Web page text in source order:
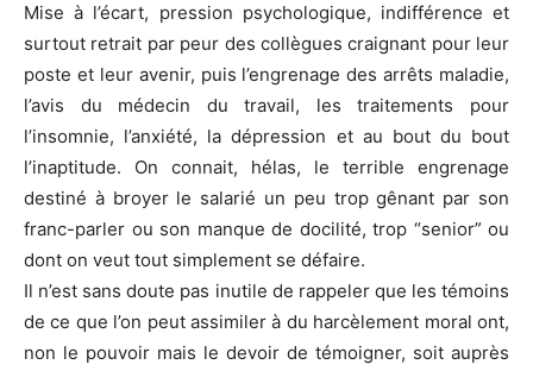
Mise à l’écart, pression psychologique, indifférence et
surtout retrait par peur des collègues craignant pour leur
poste et leur avenir, puis l’engrenage des arrêts maladie,
l’avis du médecin du travail, les traitements pour
l’insomnie, l’anxiété, la dépression et au bout du bout
l’inaptitude. On connait, hélas, le terrible engrenage
destiné à broyer le salarié un peu trop gênant par son
franc-parler ou son manque de docilité, trop “senior” ou
dont on veut tout simplement se défaire.
Il n’est sans doute pas inutile de rappeler que les témoins
de ce que l’on peut assimiler à du harcèlement moral ont,
non le pouvoir mais le devoir de témoigner, soit auprès